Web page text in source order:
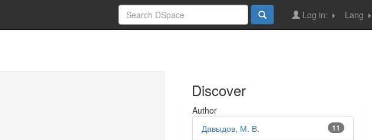
Lang
Log in:
Discover
Author
11
Давыдов, М. В.